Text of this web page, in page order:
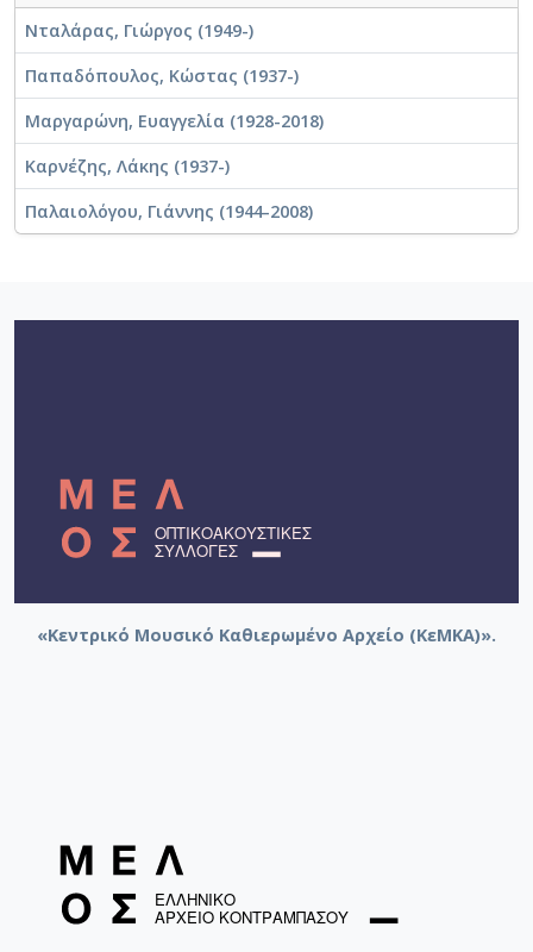
Νταλάρας, Γιώργος (1949-)
Παπαδόπουλος, Κώστας (1937-)
Μαργαρώνη, Ευαγγελία (1928-2018)
Καρνέζης, Λάκης (1937-)
Παλαιολόγου, Γιάννης (1944-2008)
«Κεντρικό Μουσικό Καθιερωμένο Αρχείο (ΚεΜΚΑ)».